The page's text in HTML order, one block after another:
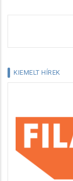
KIEMELT HÍREK